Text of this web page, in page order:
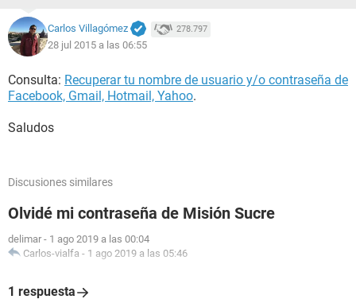
Carlos Villagómez 278.797
28 jul 2015 a las 06:55
Consulta: Recuperar tu nombre de usuario y/o contraseña de
Facebook, Gmail, Hotmail, Yahoo.
Saludos
Discusiones similares
Olvidé mi contraseña de Misión Sucre
delimar - 1 ago 2019 a las 00:04
Carlos-vialfa - 1 ago 2019 a las 05:46
1 respuesta